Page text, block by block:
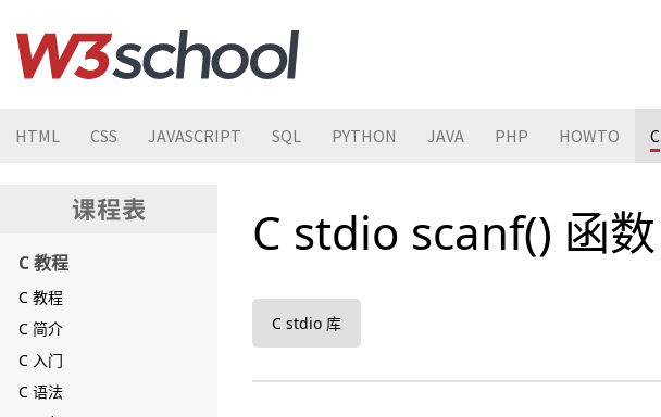
HTML CSS JAVASCRIPT SQL PYTHON JAVA PHP HOWTO C
C 教程
C 教程
C 简介
C 入门
C 语法
C stdio scanf() 函数
C stdio 库